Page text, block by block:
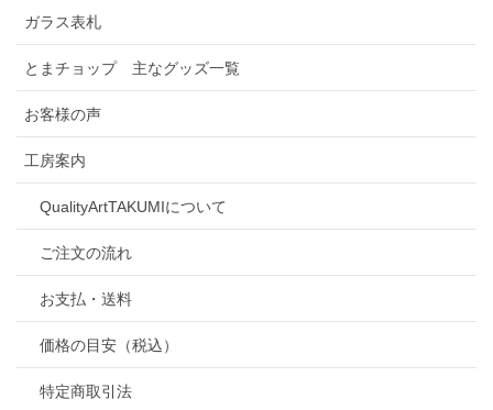
ガラス表札
とまチョップ 主なグッズ一覧
お客様の声
工房案内
QualityArtTAKUMIについて
ご注文の流れ
お支払・送料
価格の目安（税込）
特定商取引法